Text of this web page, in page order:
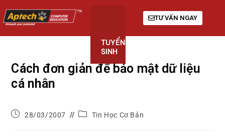
TUYỂN
SINH
TƯ VẤN NGAY
Cách đơn giản để bảo mật dữ liệu
cá nhân
28/03/2007 Tin Học Cơ Bản